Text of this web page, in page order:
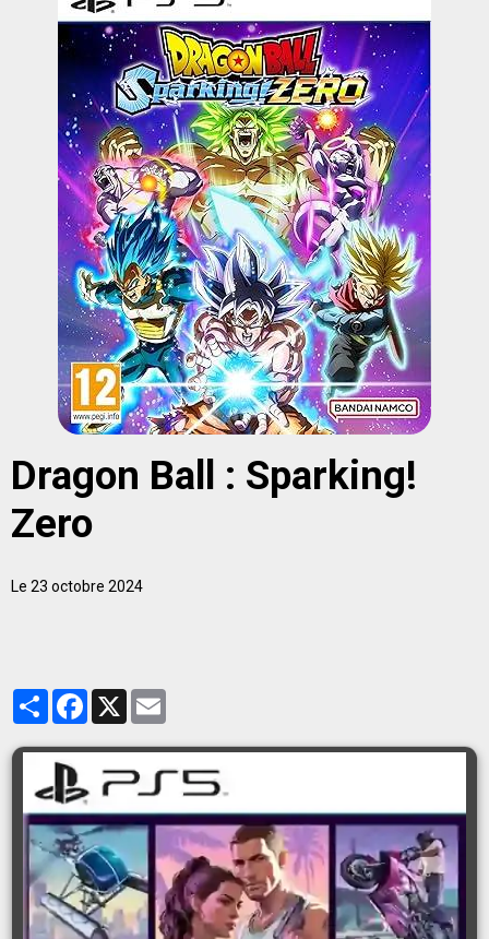
Dragon Ball : Sparking!
Zero
Le 23 octobre 2024
PartagerFacebook
X